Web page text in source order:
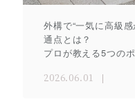
外構で“一気に高級
通点とは？
プロが教える5つの
2026.06.01